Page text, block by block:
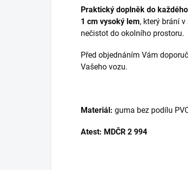
Praktický doplněk do
1 cm vysoký lem, který brání
nečistot do okolního prostoru.
Před objednáním Vám
Vašeho vozu.
Materiál: guma bez podílu
Atest: MDČR 2 994